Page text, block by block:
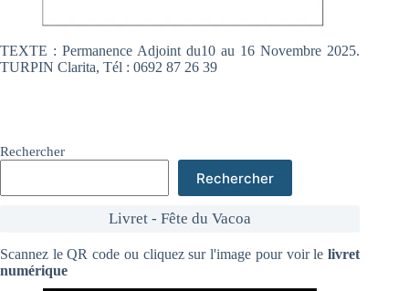
TEXTE : Permanence Adjoint du10 au 16 Novembre 2025.
TURPIN Clarita, Tél : 0692 87 26 39
Rechercher
Rechercher
Livret - Fête du Vacoa
Scannez le QR code ou cliquez sur l'image pour voir lelivret
numérique